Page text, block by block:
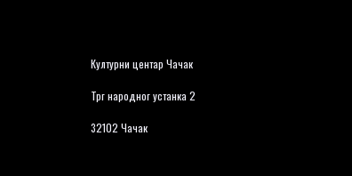
Културни центар Чачак
Трг народног устанка 2
32102 Чачак